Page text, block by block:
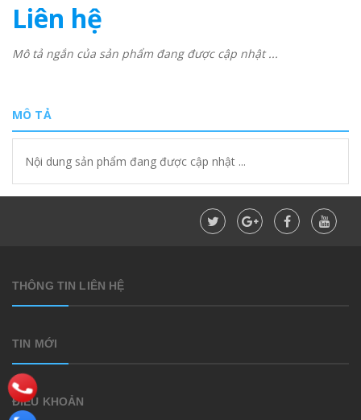
Liên hệ
Mô tả ngắn của sản phẩm đang được cập nhật ...
MÔ TẢ
Nội dung sản phẩm đang được cập nhật ...
THÔNG TIN LIÊN HỆ
TIN MỚI
ĐIỀU KHOẢN